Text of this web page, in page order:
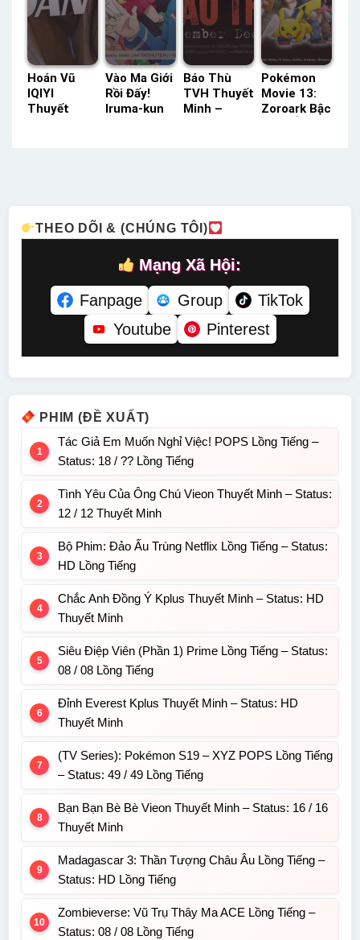
Hoán Vũ
IQIYI
Thuyết
Vào Ma Giới
Rồi Đấy!
Iruma-kun
Báo Thù
TVH Thuyết
Minh –
Pokémon
Movie 13:
Zoroark Bậc
THEO DÕI & (CHÚNG TÔI)
Mạng Xã Hội:
Fanpage
Group
TikTok
Youtube
Pinterest
PHIM (ĐỀ XUẤT)
Tác Giả Em Muốn Nghỉ Việc! POPS Lồng Tiếng –
Status: 18 / ?? Lồng Tiếng
Tình Yêu Của Ông Chú Vieon Thuyết Minh – Status:
12 / 12 Thuyết Minh
Bộ Phim: Đảo Ấu Trùng Netflix Lồng Tiếng – Status:
HD Lồng Tiếng
Chắc Anh Đồng Ý Kplus Thuyết Minh – Status: HD
Thuyết Minh
Siêu Điệp Viên (Phần 1) Prime Lồng Tiếng – Status:
08 / 08 Lồng Tiếng
Đỉnh Everest Kplus Thuyết Minh – Status: HD
Thuyết Minh
(TV Series): Pokémon S19 – XYZ POPS Lồng Tiếng
– Status: 49 / 49 Lồng Tiếng
Bạn Bạn Bè Bè Vieon Thuyết Minh – Status: 16 / 16
Thuyết Minh
Madagascar 3: Thần Tượng Châu Âu Lồng Tiếng –
Status: HD Lồng Tiếng
Zombieverse: Vũ Trụ Thây Ma ACE Lồng Tiếng –
Status: 08 / 08 Lồng Tiếng